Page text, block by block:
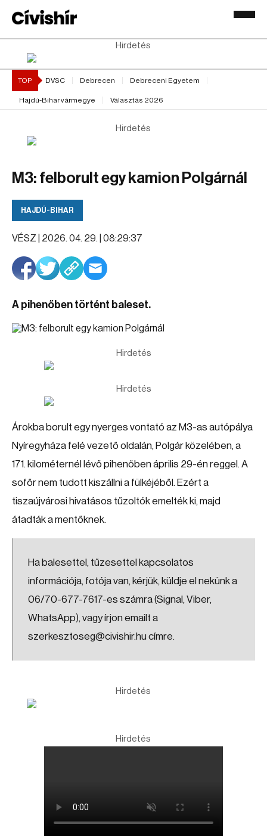
Hirdetés
TOP DVSC Debrecen Debreceni Egyetem
Hajdú-Bihar vármegye Választás 2026
Hirdetés
M3: felborult egy kamion Polgárnál
HAJDÚ-BIHAR
VÉSZ | 2026. 04. 29. | 08:29:37
A pihenőben történt baleset.
Hirdetés
Hirdetés
Árokba borult egy nyerges vontató az M3-as autópálya
Nyíregyháza felé vezető oldalán, Polgár közelében, a
171. kilométernél lévő pihenőben április 29-én reggel. A
sofőr nem tudott kiszállni a fülkéjéből. Ezért a
tiszaújvárosi hivatásos tűzoltók emelték ki, majd
átadták a mentőknek.
Ha balesettel, tűzesettel kapcsolatos
információja, fotója van, kérjük, küldje el nekünk a
06/70-677-7617-es számra (Signal, Viber,
WhatsApp), vagy írjon emailt a
szerkesztoseg@civishir.hu címre.
Hirdetés
Hirdetés